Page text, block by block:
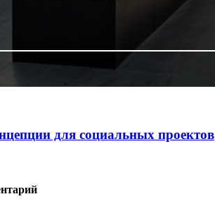
для социальных проектов